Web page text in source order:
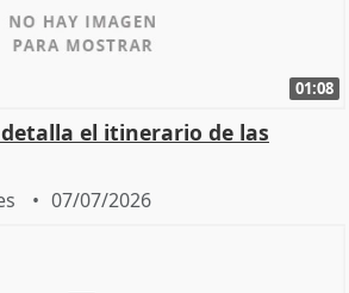
01:08
el itinerario de las
07/07/2026